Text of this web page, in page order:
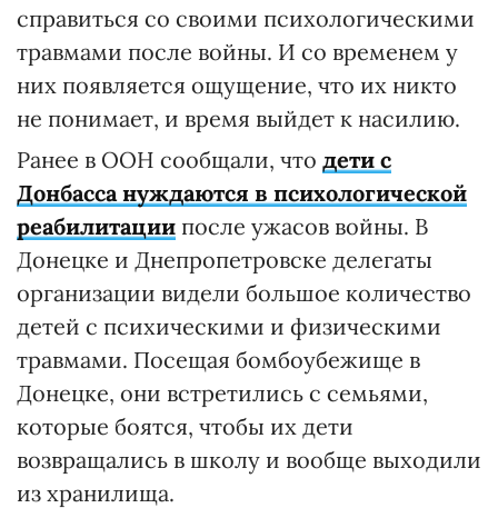
справиться со своими психологическими
травмами после войны. И со временем у
них появляется ощущение, что их никто
не понимает, и время выйдет к насилию.
Ранее в ООН сообщали, что дети с
Донбасса нуждаются в психологической
реабилитации после ужасов войны. В
Донецке и Днепропетровске делегаты
организации видели большое количество
детей с психическими и физическими
травмами. Посещая бомбоубежище в
Донецке, они встретились с семьями,
которые боятся, чтобы их дети
возвращались в школу и вообще выходили
из хранилища.